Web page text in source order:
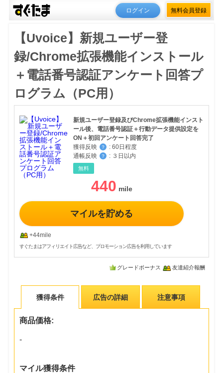
ログイン 無料会員登録
【Uvoice】新規ユーザー登
録/Chrome拡張機能インストール
＋電話番号認証アンケート回答プ
ログラム（PC用）
新規ユーザー登録及びChrome拡張機能インスト
ール後、電話番号認証＋行動データ提供設定を
ON＋初回アンケート回答完了
獲得反映
？ : 60日程度
通帳反映
？ : ３日以内
無料
440
マイルを貯める
+44mile
すぐたまはアフィリエイト広告など、プロモーション広告を利用しています
グレードボーナス 友達紹介報酬
獲得条件 広告の詳細 注意事項
商品価格:
-
マイル獲得条件